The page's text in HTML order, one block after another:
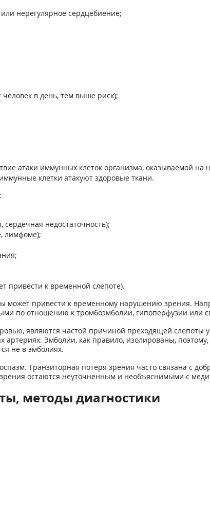
нерегулярное сердцебиение;
в день, тем выше риск);
атаки иммунных клеток организма, оказываемой на
клетки атакуют здоровые ткани.
недостаточность);
лимфоме);
привести к временной слепоте).
может привести к временному нарушению зрения.
по отношению к тромбоэмболии, гипоперфузии или
являются частой причиной преходящей
Эмболии, как правило, изолированы,
не в эмболиях.
Транзиторная потеря зрения часто связана с
остаются неуточненным и необъяснимыми с
методы диагностики